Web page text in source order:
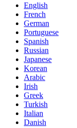
English
French
German
Portuguese
Spanish
Russian
Japanese
Korean
Arabic
Irish
Greek
Turkish
Italian
Danish